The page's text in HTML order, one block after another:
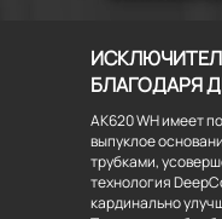
БЛАГОДАРЯ
AK620 WH имеет
выпуклое
трубками,
технология
кардинально